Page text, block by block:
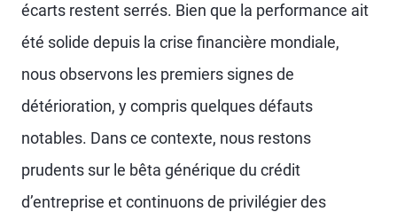
écarts restent serrés. Bien que la performance ait
été solide depuis la crise financière mondiale,
nous observons les premiers signes de
détérioration, y compris quelques défauts
notables. Dans ce contexte, nous restons
prudents sur le bêta générique du crédit
d’entreprise et continuons de privilégier des